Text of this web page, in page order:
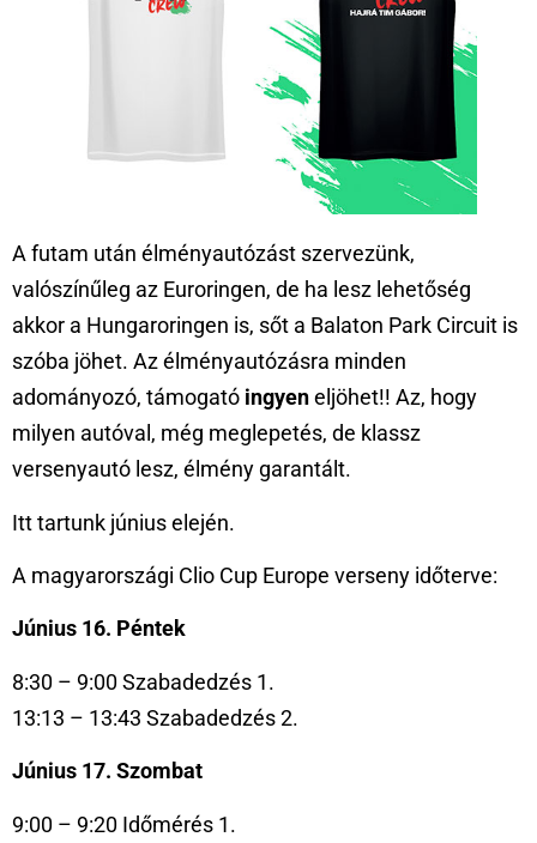
A futam után élményautózást szervezünk,
valószínűleg az Euroringen, de ha lesz lehetőség
akkor a Hungaroringen is, sőt a Balaton Park Circuit is
szóba jöhet. Az élményautózásra minden
adományozó, támogató ingyeneljöhet!! Az, hogy
milyen autóval, még meglepetés, de klassz
versenyautó lesz, élmény garantált.
Itt tartunk június elején.
A magyarországi Clio Cup Europe verseny időterve:
Június 16. Péntek
8:30 – 9:00 Szabadedzés 1.
13:13 – 13:43 Szabadedzés 2.
Június 17. Szombat
9:00 – 9:20 Időmérés 1.